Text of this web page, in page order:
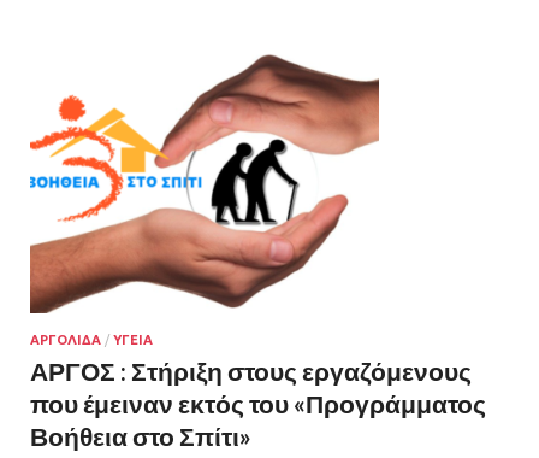
ΑΡΓΟΛΙΔΑ / ΥΓΕΙΑ
ΑΡΓΟΣ : Στήριξη στους εργαζόμενους
που έμειναν εκτός του «Προγράμματος
Βοήθεια στο Σπίτι»